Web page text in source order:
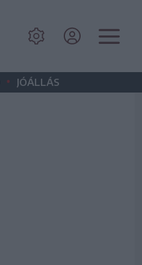
• JÓÁLLÁS